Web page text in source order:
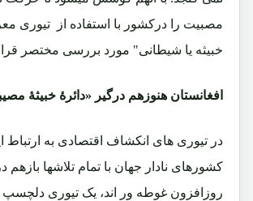
مصبیت را درکشور با استفاده از تیوری
خبیثه یا شیطانی" مورد بررسی مختصر
افغانستان هنوزهم درگیر «دائرۀ خبیثۀ
در تیوری های انکشاف اقتصادی به ارتباط
کشورهای نادار جهان با تمام تلاشها بازهم
روزافزون غوطه ور اند، یک تیوری دلچسپ